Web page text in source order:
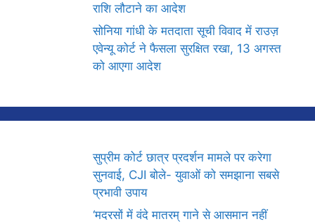
राशि लौटाने का आदेश
सोनिया गांधी के मतदाता सूची विवाद में राउज़
एवेन्यू कोर्ट ने फैसला सुरक्षित रखा, 13 अगस्त
को आएगा आदेश
सुप्रीम कोर्ट छात्र प्रदर्शन मामले पर करेगा
सुनवाई, CJI बोले- युवाओं को समझाना सबसे
प्रभावी उपाय
‘मदरसों में वंदे मातरम् गाने से आसमान नहीं